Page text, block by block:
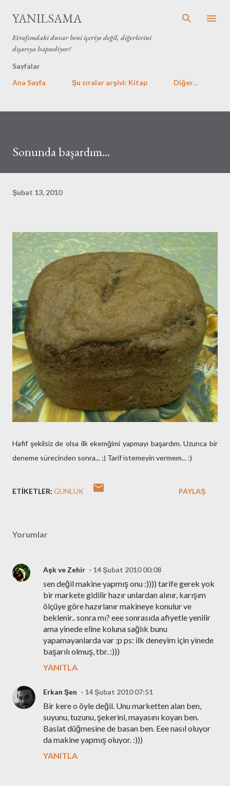
YANILSAMA
Etrafımdaki duvar beni içeriye değil, diğerlerini
dışarıya hapsediyor!
Sayfalar
Ana Sayfa
Şu sıralar arşivi: Kitap Diğer…
Sonunda başardım...
Şubat 13, 2010
Hafif şekilsiz de olsa ilk ekemğimi yapmayı başardım. Uzunca bir
deneme sürecinden sonra... :) Tarif istemeyin vermem... :)
ETIKETLER: GÜNLÜK PAYLAŞ
Yorumlar
Aşk ve Zehir 14 Şubat 2010 00:08
sen değil makine yapmış onu :)))) tarife gerek yok
bir markete gidilir hazır unlardan alınır, karışım
ölçüye göre hazırlanır makineye konulur ve
beklenir.. sonra mı? eee sonrasıda afiyetle yenilir
ama yinede eline koluna sağlık bunu
yapamayanlarda var :p ps: ilk deneyim için yinede
başarılı olmuş, tbr. :)))
YANITLA
Erkan Şen 14 Şubat 2010 07:51
Bir kere o öyle değil. Unu marketten alan ben,
suyunu, tuzunu, şekerini, mayasını koyan ben.
Baslat düğmesine de basan ben. Eee nasıl oluyor
da makine yapmış oluyor. :)))
YANITLA